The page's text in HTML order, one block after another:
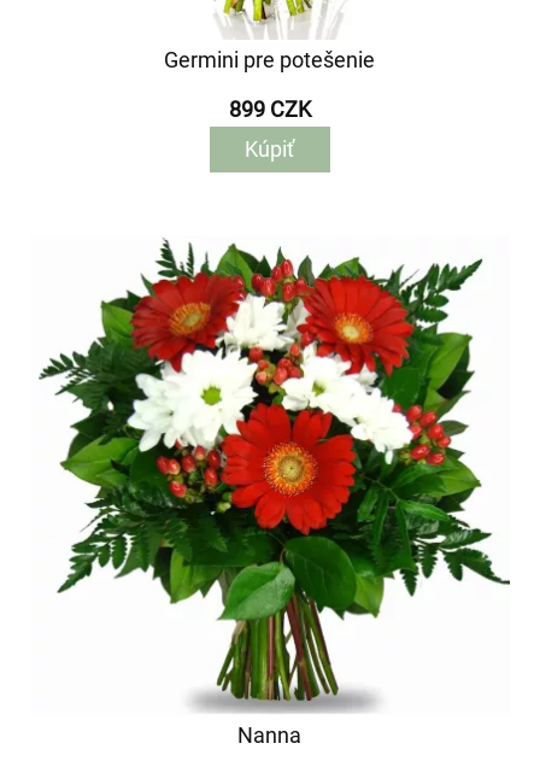
Germini pre potešenie
899 CZK
Kúpiť
Nanna